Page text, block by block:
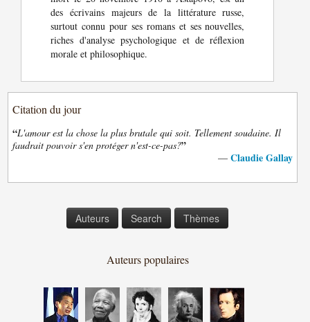
des écrivains majeurs de la littérature russe,
surtout connu pour ses romans et ses nouvelles,
riches d'analyse psychologique et de réflexion
morale et philosophique.
Citation du jour
“L'amour est la chose la plus brutale qui soit. Tellement soudaine. Il
faudrait pouvoir s'en protéger n'est-ce-pas?”
— Claudie Gallay
Auteurs Search Thèmes
Auteurs populaires